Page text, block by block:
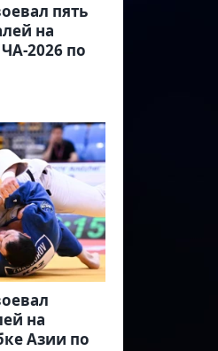
пять
на
2026 по
на
Азии по